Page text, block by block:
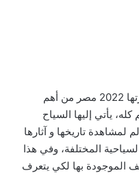
أشهر المتاحف المصرية الموصي بزيارتها 2022 مصر من أهم
يأتي إليها السياح
تاريخها و آثارها
المختلفة، وفي هذا
الموجودة بها لكي يتعرف